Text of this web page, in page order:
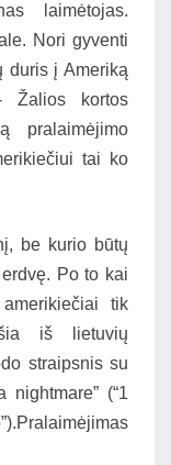
laimėtojas.
Nori gyventi
duris į Ameriką
Žalios kortos
pralaimėjimo
tai ko
be kurio būtų
Po to kai
tik
iš lietuvių
straipsnis su
(“1